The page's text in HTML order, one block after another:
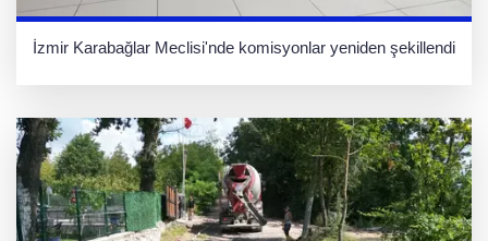
İzmir Karabağlar Meclisi'nde komisyonlar yeniden şekillendi